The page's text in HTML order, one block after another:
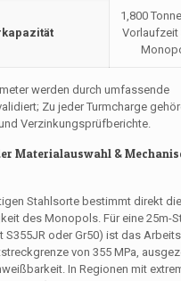
1,800
Vorlaufzeit
werden durch umfassende
Zu jeder Turmcharge
Verzinkungsprüfberichte.
Materialauswahl &
Stahlsorte bestimmt direkt
des Monopols. Für eine 25m-
S355JR oder Gr50) ist das
von 355 MPa,
In Regionen mit